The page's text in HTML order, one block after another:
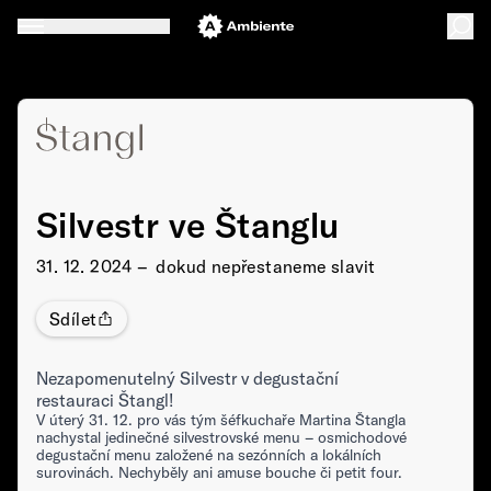
Silvestr ve Štanglu
31. 12. 2024 –⁠⁠⁠⁠⁠⁠ dokud nepřestaneme slavit
Sdílet
Nezapomenutelný Silvestr v degustační
restauraci Štangl!
V úterý 31. 12. pro vás tým šéfkuchaře Martina Štangla
nachystal jedinečné silvestrovské menu – osmichodové
degustační menu založené na sezónních a lokálních
surovinách. Nechyběly ani amuse bouche či petit four.